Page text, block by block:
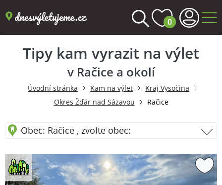
0
Tipy kam vyrazit na výlet
v Račice a okolí
Úvodní stránka Kam na výlet
Kraj Vysočina
Okres Žďár nad Sázavou
Račice
Obec: Račice , zvolte obec: